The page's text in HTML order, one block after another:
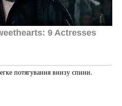
потягування внизу спини.